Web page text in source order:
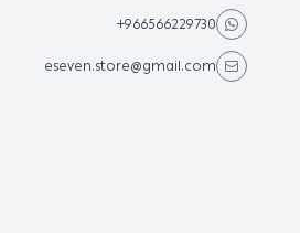
+966566229730
eseven.store@gmail.com